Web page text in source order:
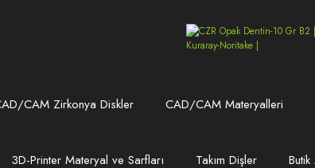
CAM Zirkonya Diskler CAD/CAM Materyalleri
3D-Printer Materyal ve Sarfları Takım Dişler